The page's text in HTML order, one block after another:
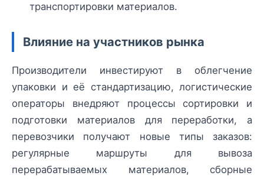
транспортировки материалов.
Влияние на участников рынка
Производители инвестируют в облегчение
упаковки и её стандартизацию, логистические
операторы внедряют процессы сортировки и
подготовки материалов для переработки, а
перевозчики получают новые типы заказов:
регулярные маршруты для вывоза
перерабатываемых материалов, сборные